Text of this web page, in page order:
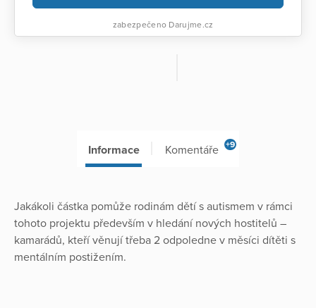
zabezpečeno Darujme.cz
Informace Komentáře +9
Jakákoli částka pomůže rodinám dětí s autismem v rámci
tohoto projektu především v hledání nových hostitelů –
kamarádů, kteří věnují třeba 2 odpoledne v měsíci dítěti s
mentálním postižením.